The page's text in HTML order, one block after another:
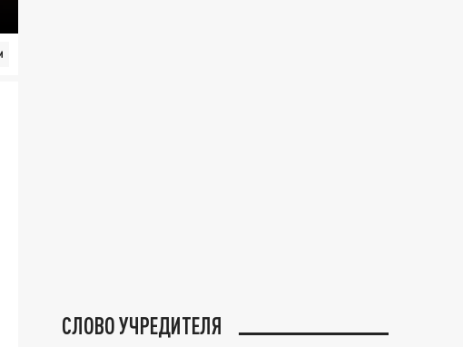
СЛОВО УЧРЕДИТЕЛЯ